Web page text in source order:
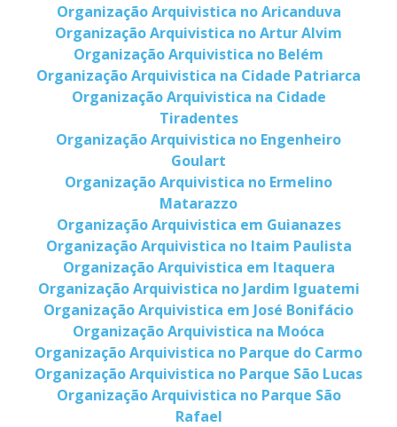
Organização Arquivistica no Aricanduva
Organização Arquivistica no Artur Alvim
Organização Arquivistica no Belém
Organização Arquivistica na Cidade Patriarca
Organização Arquivistica na Cidade
Tiradentes
Organização Arquivistica no Engenheiro
Goulart
Organização Arquivistica no Ermelino
Matarazzo
Organização Arquivistica em Guianazes
Organização Arquivistica no Itaim Paulista
Organização Arquivistica em Itaquera
Organização Arquivistica no Jardim Iguatemi
Organização Arquivistica em José Bonifácio
Organização Arquivistica na Moóca
Organização Arquivistica no Parque do Carmo
Organização Arquivistica no Parque São Lucas
Organização Arquivistica no Parque São
Rafael